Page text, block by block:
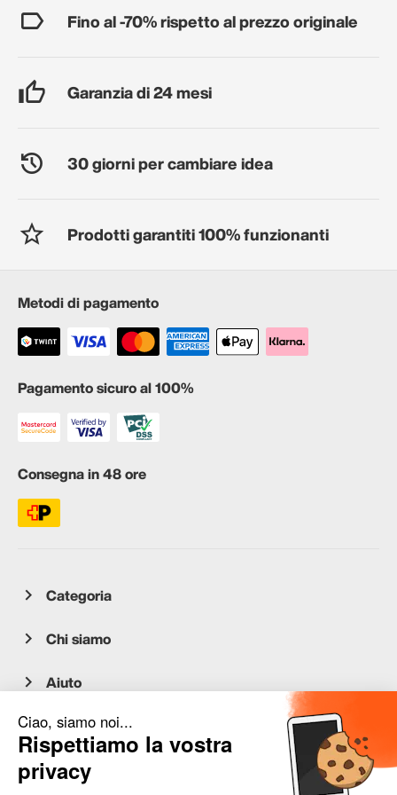
Fino al -70% rispetto al prezzo originale
Garanzia di 24 mesi
30 giorni per cambiare idea
Prodotti garantiti 100% funzionanti
Metodi di pagamento
Pagamento sicuro al 100%
Consegna in 48 ore
Categoria
Chi siamo
Aiuto
Servizio clienti
occasion.migros.mobile@recommerce.com